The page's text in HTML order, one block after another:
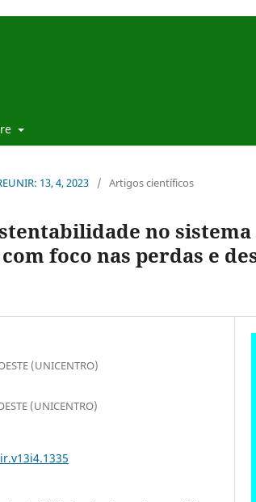
13, 4, 2023 / Artigos científicos
no
foco nas perdas e
(UNICENTRO)
(UNICENTRO)